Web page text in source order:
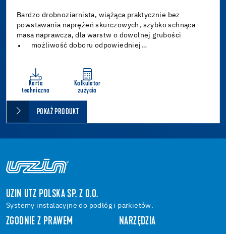
Bardzo drobnoziarnista, wiążąca praktycznie bez
powstawania naprężeń skurczowych, szybko schnąca
masa naprawcza, dla warstw o dowolnej grubości
możliwość doboru odpowiedniej…
Karta
techniczna
Kalkulator
zużycia
POKAŻ PRODUKT
UZIN UTZ POLSKA SP. Z O.O.
Systemy instalacyjne do podłóg i parkietów.
ZGODNIE Z PRAWEM NARZĘDZIA